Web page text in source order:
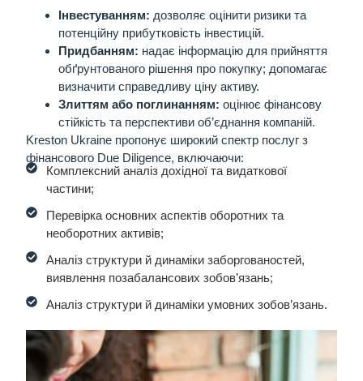
Інвестуванням: дозволяє оцінити ризики та
потенційну прибутковість інвестицій.
Придбанням: надає інформацію для прийняття
обґрунтованого рішення про покупку; допомагає
визначити справедливу ціну активу.
Злиттям або поглинанням: оцінює фінансову
стійкість та перспективи об’єднання компаній.
Kreston Ukraine пропонує широкий спектр послуг з
фінансового Due Diligence, включаючи:
Комплексний аналіз дохідної та видаткової
частини;
Перевірка основних аспектів оборотних та
необоротних активів;
Аналіз структури й динаміки заборгованостей,
виявлення позабалансових зобов’язань;
Аналіз структури й динаміки умовних зобов’язань.